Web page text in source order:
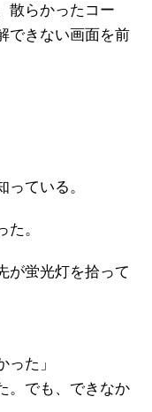
散らかったコー
できない画面を前
ている。
。
が蛍光灯を拾って
った」
。でも、できなか